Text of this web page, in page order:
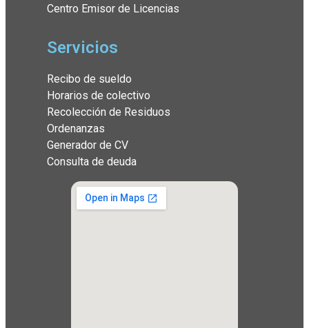
Centro Emisor de Licencias
Servicios
Recibo de sueldo
Horarios de colectivo
Recolección de Residuos
Ordenanzas
Generador de CV
Consulta de deuda